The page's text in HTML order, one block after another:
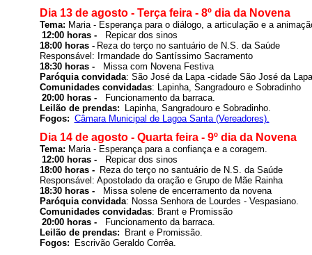
Dia 13 de agosto - Terça feira - 8º dia da Novena
Tema: Maria - Esperança para o diálogo, a articulação e a
12:00 horas -
Repicar dos sinos
18:00 horas - Reza do terço no santuário de N.S. da Saúde
Responsável: Irmandade do Santíssimo Sacramento
18:30 horas -
Missa com Novena Festiva
Paróquia convidada: São José da Lapa -cidade São José da Lapa
Comunidades convidadas: Lapinha, Sangradouro e Sobradinho
20:00 horas -
Leilão de prendas:
Lapinha, Sangradouro e Sobradinho.
Fogos: Câmara Municipal de Lagoa Santa (Vereadores).
Dia 14 de agosto - Quarta feira - 9º dia da Novena
Tema: Maria - Esperança para a confiança e a coragem.
12:00 horas -
Repicar dos sinos
18:00 horas - Reza do terço no santuário de N.S. da Saúde
Responsável: Apostolado da oração e Grupo de Mãe Rainha
18:30 horas -
Missa solene de encerramento da novena
Paróquia convidada: Nossa Senhora de Lourdes - Vespasiano.
Comunidades convidadas: Brant e Promissão
20:00 horas -
Leilão de prendas:
Brant e Promissão.
Fogos:
Escrivão Geraldo Corrêa.